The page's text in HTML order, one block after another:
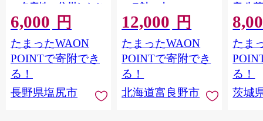
の名産地 信州しおじ
り洗馬産）【8月10日
～15日頃に出荷予定※
不在日対応不可※】|
野菜 とうもろこし ト
ウモロコシ スイート
コーン イエロー種 洗
馬 朝採り 長野県 塩尻
6,000 円
たまったWAON
POINTで寄附でき
る！
長野県塩尻市
コラ計10本
【1678459】
12,000 円
たまったWAON
POINTで寄附でき
る！
北海道富良野市
産 生
つま
も 芋
規格
つ デ
直送
年10
】
たま
る！
茨城